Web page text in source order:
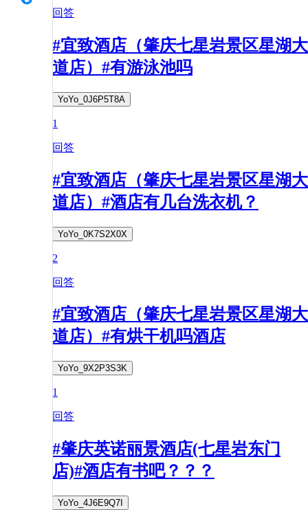
回答
#宜致酒店（肇庆七星岩景区星湖大
道店）#有游泳池吗
YoYo_0J6P5T8A
1
回答
#宜致酒店（肇庆七星岩景区星湖大
道店）#酒店有几台洗衣机？
YoYo_0K7S2X0X
2
回答
#宜致酒店（肇庆七星岩景区星湖大
道店）#有烘干机吗酒店
YoYo_9X2P3S3K
1
回答
#肇庆英诺丽景酒店(七星岩东门
店)#酒店有书吧？？？
YoYo_4J6E9Q7I